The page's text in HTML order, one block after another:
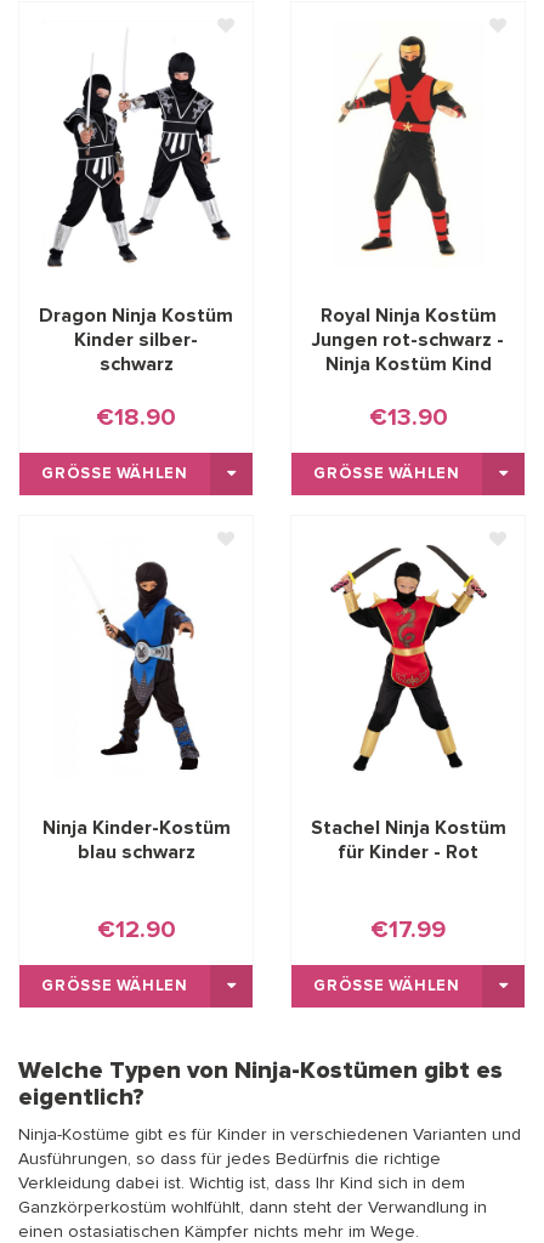
Dragon Ninja Kostüm
Kinder silber-
schwarz
€18.90
GRÖSSE WÄHLEN
Royal Ninja Kostüm
Jungen rot-schwarz -
Ninja Kostüm Kind
€13.90
GRÖSSE WÄHLEN
Ninja Kinder-Kostüm
blau schwarz
€12.90
GRÖSSE WÄHLEN
Stachel Ninja Kostüm
für Kinder - Rot
€17.99
GRÖSSE WÄHLEN
Welche Typen von Ninja-Kostümen gibt es
eigentlich?
Ninja-Kostüme gibt es für Kinder in verschiedenen Varianten und
Ausführungen, so dass für jedes Bedürfnis die richtige
Verkleidung dabei ist. Wichtig ist, dass Ihr Kind sich in dem
Ganzkörperkostüm wohlfühlt, dann steht der Verwandlung in
einen ostasiatischen Kämpfer nichts mehr im Wege.